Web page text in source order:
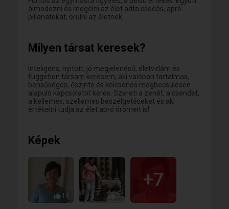
álmodozni és megélni az élet adta csodás, apró
pillanatokat, örülni az életnek.
Milyen társat keresek?
Inteligens, nyitott, jó megjelenésű, életvidám és
független társam keresem, aki valóban tartalmas,
bensőséges, őszinte és kölcsönös megbecsülésen
alapuló kapcsolatot keres. Szereti a zenét, a csendet,
a kellemes, szellemes beszélgetéseket és aki
értékelni tudja az élet apró örömeit is!
Képek
10 5
+7